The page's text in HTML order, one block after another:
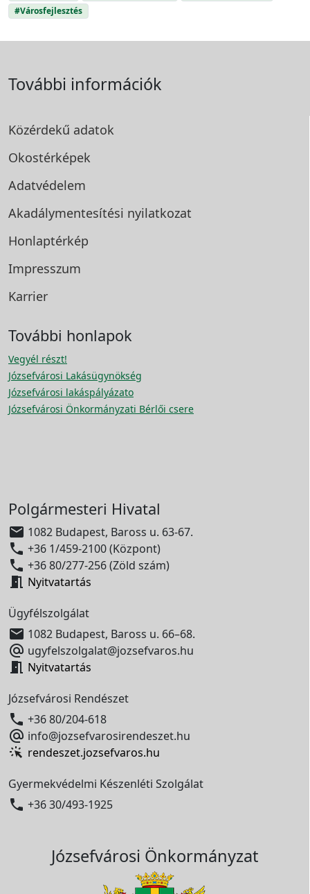
#Városfejlesztés
További információk
Közérdekű adatok
Okostérképek
Adatvédelem
Akadálymentesítési nyilatkozat
Honlaptérkép
Impresszum
Karrier
További honlapok
Vegyél részt!
Józsefvárosi Lakásügynökség
Józsefvárosi lakáspályázato
Józsefvárosi Önkormányzati Bérlői csere
Polgármesteri Hivatal
 1082 Budapest, Baross u. 63-67.
 +36 1/459-2100 (Központ)
 +36 80/277-256 (Zöld szám)
 Nyitvatartás
Ügyfélszolgálat
 1082 Budapest, Baross u. 66–68.
 ugyfelszolgalat@jozsefvaros.hu
 Nyitvatartás
Józsefvárosi Rendészet
 +36 80/204-618
 info@jozsefvarosirendeszet.hu
rendeszet.jozsefvaros.hu
Gyermekvédelmi Készenléti Szolgálat
 +36 30/493-1925
Józsefvárosi Önkormányzat